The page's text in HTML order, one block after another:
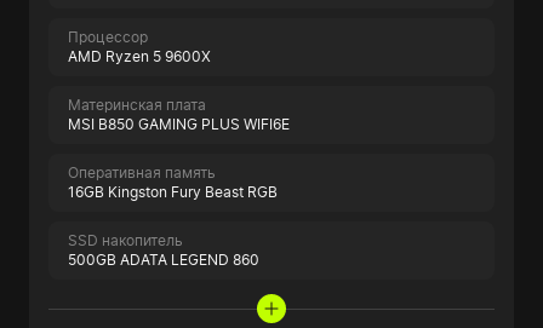
Процессор
AMD Ryzen 5 9600X
Материнская плата
MSI B850 GAMING PLUS WIFI6E
Оперативная память
16GB Kingston Fury Beast RGB
SSD накопитель
500GB ADATA LEGEND 860